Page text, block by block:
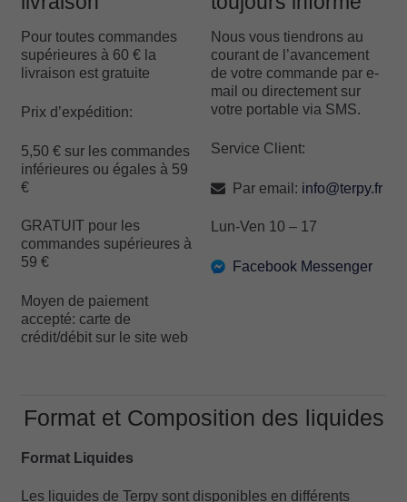
Pour toutes commandes
supérieures à 60 € la
livraison est gratuite
Prix d’expédition:
5,50 € sur les commandes
inférieures ou égales à 59
€
GRATUIT pour les
commandes supérieures à
59 €
Moyen de paiement
accepté: carte de
crédit/débit sur le site web
Nous vous tiendrons au
courant de l’avancement
de votre commande par e-
mail ou directement sur
votre portable via SMS.
Service Client:
Par email: info@terpy.fr
Lun-Ven 10 – 17
Facebook Messenger
Format et Composition des liquides
Format Liquides
Les liquides de Terpy sont disponibles en différents